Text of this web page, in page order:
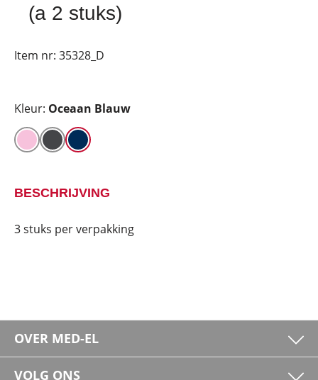
(a 2 stuks)
Item nr: 35328_D
Kleur: Oceaan Blauw
BESCHRIJVING
3 stuks per verpakking
OVER MED-EL
VOLG ONS